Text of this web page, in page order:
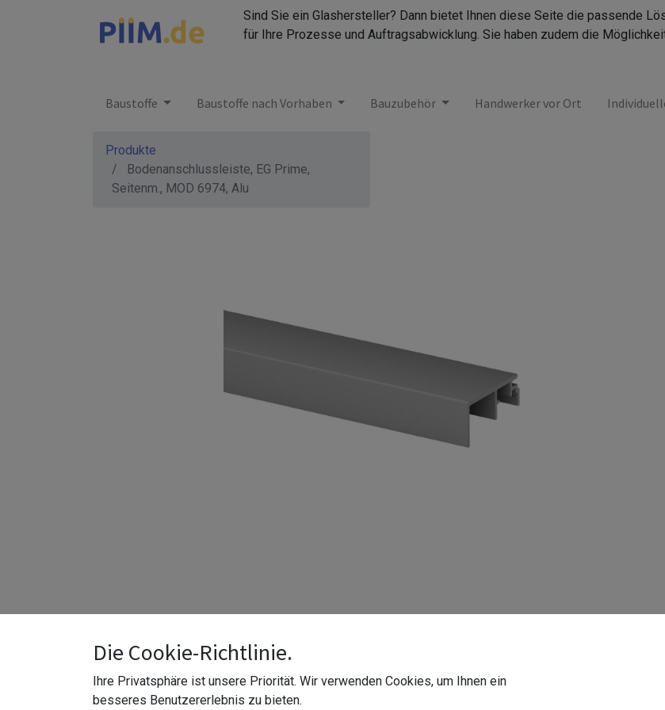
Sind Sie ein Glashersteller? Dann bietet Ihnen diese Seite die passende
für Ihre Prozesse und Auftragsabwicklung. Sie haben zudem die
Baustoffe
Baustoffe nach Vorhaben Bauzubehör Handwerker vor Ort
Produkte
Bodenanschlussleiste, EG Prime,
Seitenm., MOD 6974, Alu
Die Cookie-Richtlinie.
Ihre Privatsphäre ist unsere Priorität. Wir verwenden Cookies, um Ihnen ein
besseres Benutzererlebnis zu bieten.